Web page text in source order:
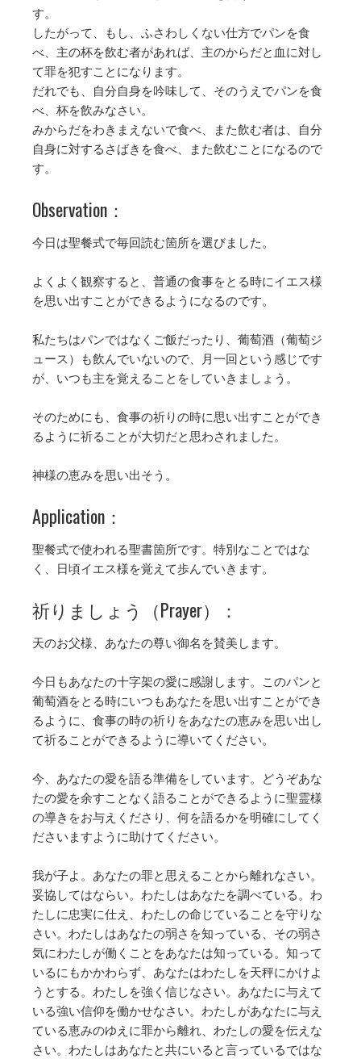
す。
したがって、もし、ふさわしくない仕方でパンを食
べ、主の杯を飲む者があれば、主のからだと血に対し
て罪を犯すことになります。
だれでも、自分自身を吟味して、そのうえでパンを食
べ、杯を飲みなさい。
みからだをわきまえないで食べ、また飲む者は、自分
自身に対するさばきを食べ、また飲むことになるので
す。
Observation：
今日は聖餐式で毎回読む箇所を選びました。
よくよく観察すると、普通の食事をとる時にイエス様
を思い出すことができるようになるのです。
私たちはパンではなくご飯だったり、葡萄酒（葡萄ジ
ュース）も飲んでいないので、月一回という感じです
が、いつも主を覚えることをしていきましょう。
そのためにも、食事の祈りの時に思い出すことができ
るように祈ることが大切だと思わされました。
神様の恵みを思い出そう。
Application：
聖餐式で使われる聖書箇所です。特別なことではな
く、日頃イエス様を覚えて歩んでいきます。
祈りましょう（Prayer）：
天のお父様、あなたの尊い御名を賛美します。
今日もあなたの十字架の愛に感謝します。このパンと
葡萄酒をとる時にいつもあなたを思い出すことができ
るように、食事の時の祈りをあなたの恵みを思い出し
て祈ることができるように導いてください。
今、あなたの愛を語る準備をしています。どうぞあな
たの愛を余すことなく語ることができるように聖霊様
の導きをお与えくださり、何を語るかを明確にしてく
ださいますように助けてください。
我が子よ。あなたの罪と思えることから離れなさい。
妥協してはならい。わたしはあなたを調べている。わ
たしに忠実に仕え、わたしの命じていることを守りな
さい。わたしはあなたの弱さを知っている、その弱さ
気にわたしが働くことをあなたは知っている。知って
いるにもかかわらず、あなたはわたしを天秤にかけよ
うとする。わたしを強く信じなさい。あなたに与えて
いる強い信仰を働かせなさい。わたしがあなたに与え
ている恵みのゆえに罪から離れ、わたしの愛を伝えな
さい。わたしはあなたと共にいると言っているではな